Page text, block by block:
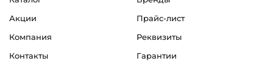
Акции
Прайс-лист
Компания
Реквизиты
Контакты
Гарантии